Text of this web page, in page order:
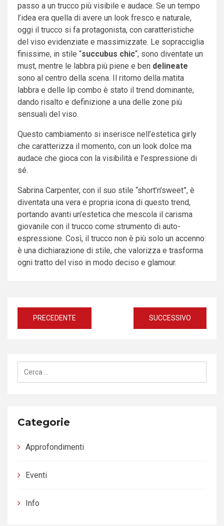
passo a un trucco più visibile e audace. Se un tempo
l’idea era quella di avere un look fresco e naturale,
oggi il trucco si fa protagonista, con caratteristiche
del viso evidenziate e massimizzate. Le sopracciglia
finissime, in stile “succubus chic“, sono diventate un
must, mentre le labbra più piene e ben delineate
sono al centro della scena. Il ritorno della matita
labbra e delle lip combo è stato il trend dominante,
dando risalto e definizione a una delle zone più
sensuali del viso.
Questo cambiamento si inserisce nell’estetica girly
che caratterizza il momento, con un look dolce ma
audace che gioca con la visibilità e l’espressione di
sé.
Sabrina Carpenter, con il suo stile “short’n’sweet”, è
diventata una vera e propria icona di questo trend,
portando avanti un’estetica che mescola il carisma
giovanile con il trucco come strumento di auto-
espressione. Così, il trucco non è più solo un accenno:
è una dichiarazione di stile, che valorizza e trasforma
ogni tratto del viso in modo deciso e glamour.
Navigazione
articoli
PRECEDENTE SUCCESSIVO
Ricerca
Categorie
Approfondimenti
Eventi
Info